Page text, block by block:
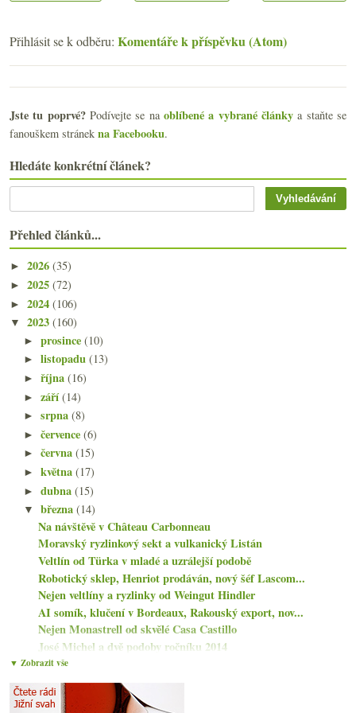
Přihlásit se k odběru: Komentáře k příspěvku (Atom)
Jste tu poprvé?Podívejte se naoblíbené a vybrané články a staňte se
fanouškem stránek na Facebooku.
Hledáte konkrétní článek?
Přehled článků...
► 2026 (35)
► 2025 (72)
► 2024 (106)
▼ 2023 (160)
►prosince(10)
►listopadu(13)
►října(16)
►září(14)
►srpna(8)
►července(6)
►června(15)
►května(17)
►dubna(15)
▼března(14)
Na návštěvě v Château Carbonneau
Moravský ryzlinkový sekt a vulkanický Listán
Veltlín od Türka v mladé a uzrálejší podobě
Robotický sklep, Henriot prodáván, nový šéf Lascom...
Nejen veltlíny a ryzlinky od Weingut Hindler
AI somík, klučení v Bordeaux, Rakouský export, nov...
Nejen Monastrell od skvělé Casa Castillo
José Michel a dvě podoby ročníku 2014
Návštěva a degustace v Sekthaus Raumland
Do konce života bych zvládl pít…
Skvělé Trebbiano a fajn Morellino od Podere 414
▼ Zobrazit vše